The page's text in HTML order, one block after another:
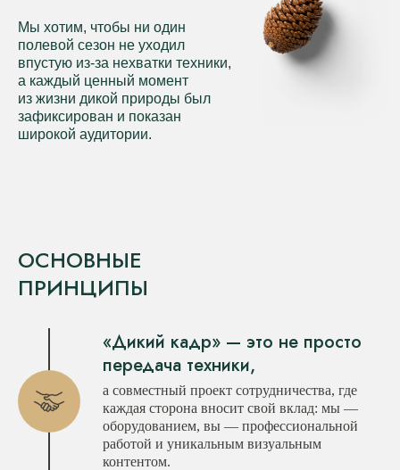
Мы хотим, чтобы ни один
полевой сезон не уходил
впустую из-за нехватки техники,
а каждый ценный момент
из жизни дикой природы был
зафиксирован и показан
широкой аудитории.
ОСНОВНЫЕ
ПРИНЦИПЫ
«Дикий кадр» — это не просто
передача техники,
а совместный проект сотрудничества, где
каждая сторона вносит свой вклад: мы —
оборудованием, вы — профессиональной
работой и уникальным визуальным
контентом.